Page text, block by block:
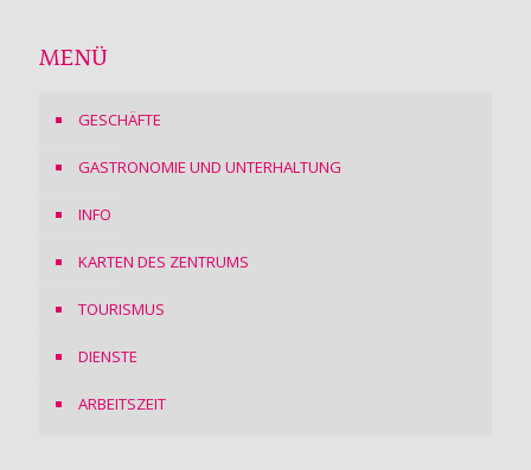
MENÜ
GESCHÄFTE
GASTRONOMIE UND UNTERHALTUNG
INFO
KARTEN DES ZENTRUMS
TOURISMUS
DIENSTE
ARBEITSZEIT